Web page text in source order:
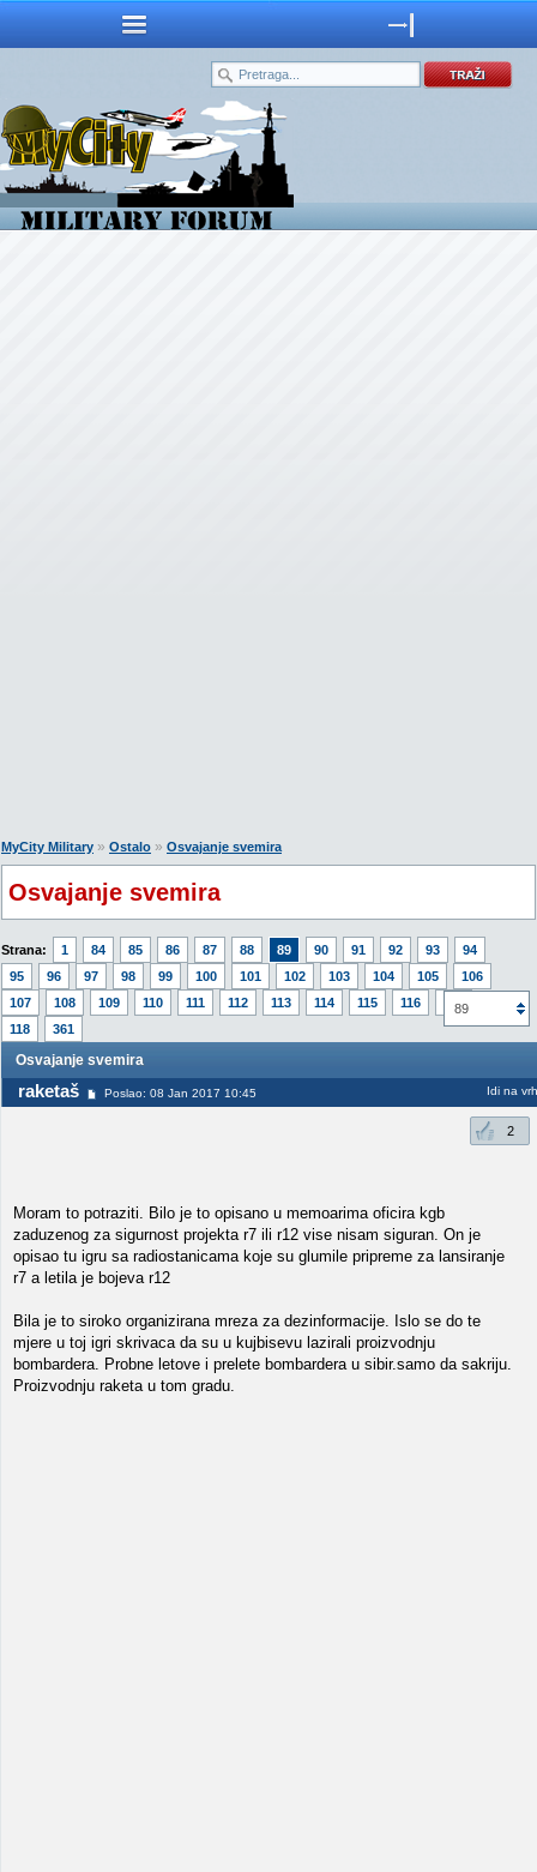
MyCity Military » Ostalo » Osvajanje svemira
Osvajanje svemira
Strana: 1 84 85 86 87 88 89 90 91 92 93
94
95
96 97 98 99 100 101 102 103 104 105
106
107
108 109 110 111 112 113 114 115 116
117
118
361
89
Osvajanje svemira
raketaš Poslao: 08 Jan 2017 10:45 Idi na vrh
2
Moram to potraziti. Bilo je to opisano u memoarima oficira kgb
zaduzenog za sigurnost projekta r7 ili r12 vise nisam siguran. On je
opisao tu igru sa radiostanicama koje su glumile pripreme za lansiranje
r7 a letila je bojeva r12
Bila je to siroko organizirana mreza za dezinformacije. Islo se do te
mjere u toj igri skrivaca da su u kujbisevu lazirali proizvodnju
bombardera. Probne letove i prelete bombardera u sibir.samo da sakriju.
Proizvodnju raketa u tom gradu.